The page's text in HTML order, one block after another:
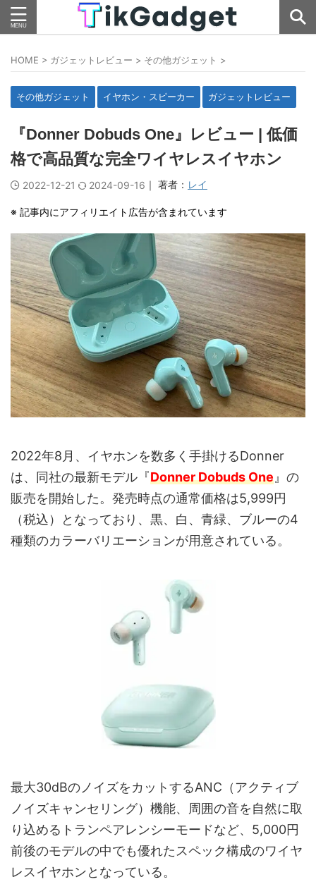
HOME > ガジェットレビュー > その他ガジェット >
その他ガジェット イヤホン・スピーカー ガジェットレビュー
『Donner Dobuds One』レビュー | 低価
格で高品質な完全ワイヤレスイヤホン
2022-12-21 2024-09-16 ｜ 著者： レイ
※ 記事内にアフィリエイト広告が含まれています
2022年8月、イヤホンを数多く手掛けるDonner
は、同社の最新モデル『Donner Dobuds One』の
販売を開始した。発売時点の通常価格は5,999円
（税込）となっており、黒、白、青緑、ブルーの4
種類のカラーバリエーションが用意されている。
最大30dBのノイズをカットするANC（アクティブ
ノイズキャンセリング）機能、周囲の音を自然に取
り込めるトランペアレンシーモードなど、5,000円
前後のモデルの中でも優れたスペック構成のワイヤ
レスイヤホンとなっている。